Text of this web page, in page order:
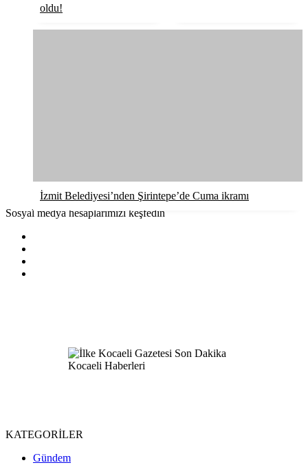
oldu!
İzmit Belediyesi’nden Şirintepe’de Cuma ikramı
Sosyal medya hesaplarımızı keşfedin
KATEGORİLER
Gündem